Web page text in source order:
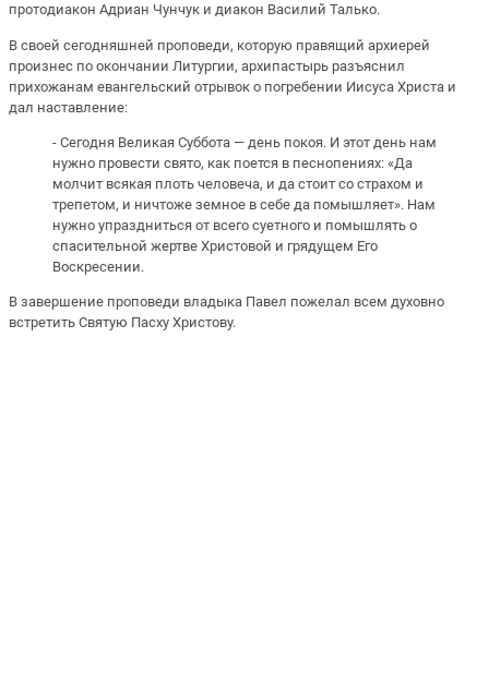
протодиакон Адриан Чунчук и диакон Василий Талько.
В своей сегодняшней проповеди, которую правящий архиерей
произнес по окончании Литургии, архипастырь разъяснил
прихожанам евангельский отрывок о погребении Иисуса Христа и
дал наставление:
- Сегодня Великая Суббота — день покоя. И этот день нам
нужно провести свято, как поется в песнопениях: «Да
молчит всякая плоть человеча, и да стоит со страхом и
трепетом, и ничтоже земное в себе да помышляет». Нам
нужно упраздниться от всего суетного и помышлять о
спасительной жертве Христовой и грядущем Его
Воскресении.
В завершение проповеди владыка Павел пожелал всем духовно
встретить Святую Пасху Христову.